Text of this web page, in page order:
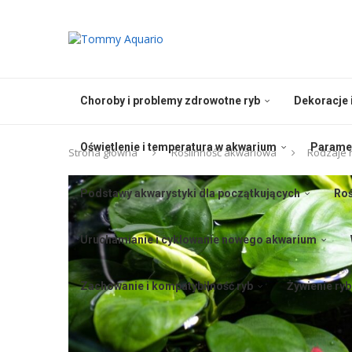
Choroby i problemy zdrowotne ryb Dekoracje
Oświetlenie i temperatura w akwarium
Podstawy akwarystyki dla początkujących
Uruchamianie i cyklowanie nowego akwarium
Zachowanie i kompatybilność ryb Żywienie
Strona główna Roślinność akwariowa Rodzaje